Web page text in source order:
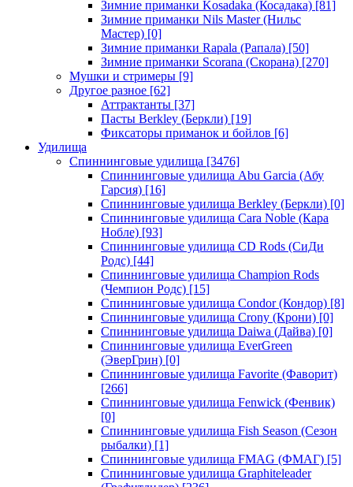
Зимние приманки Kosadaka (Косадака) [81]
Зимние приманки Nils Master (Нильс
Мастер) [0]
Зимние приманки Rapala (Рапала) [50]
Зимние приманки Scorana (Скорана) [270]
Мушки и стримеры [9]
Другое разное [62]
Аттрактанты [37]
Пасты Berkley (Беркли) [19]
Фиксаторы приманок и бойлов [6]
Удилища
Спиннинговые удилища [3476]
Спиннинговые удилища Abu Garcia (Абу
Гарсия) [16]
Спиннинговые удилища Berkley (Беркли) [0]
Спиннинговые удилища Cara Noble (Кара
Нобле) [93]
Спиннинговые удилища CD Rods (СиДи
Родс) [44]
Спиннинговые удилища Champion Rods
(Чемпион Родс) [15]
Спиннинговые удилища Condor (Кондор) [8]
Спиннинговые удилища Crony (Крони) [0]
Спиннинговые удилища Daiwa (Дайва) [0]
Спиннинговые удилища EverGreen
(ЭверГрин) [0]
Спиннинговые удилища Favorite (Фаворит)
[266]
Спиннинговые удилища Fenwick (Фенвик)
[0]
Спиннинговые удилища Fish Season (Сезон
рыбалки) [1]
Спиннинговые удилища FMAG (ФМАГ) [5]
Спиннинговые удилища Graphiteleader